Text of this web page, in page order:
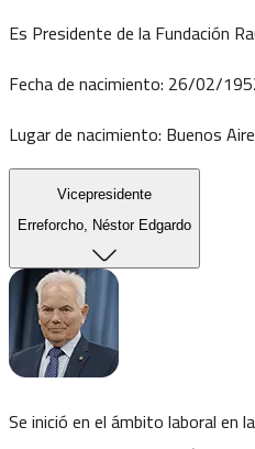
Es Presidente de la Fundación
Fecha de nacimiento: 26/02/
Lugar de nacimiento: Buenos
Vicepresidente
Erreforcho, Néstor Edgardo
Se inició en el ámbito laboral en